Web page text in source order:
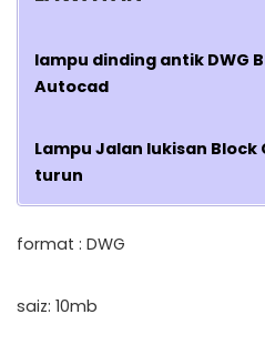
lampu dinding antik DWG
Autocad
Lampu Jalan lukisan Block
turun
format : DWG
saiz: 10mb